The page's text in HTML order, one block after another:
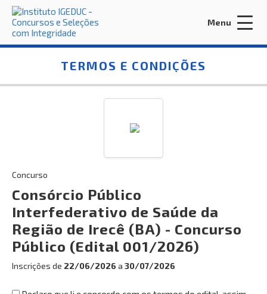
Acessar Área do Candidato:
INÍCIO
CONTRATE-NOS
EDITORA IGEDUC
Menu
TERMOS E CONDIÇÕES
Concurso
Consórcio Público
Interfederativo de Saúde da
Região de Irecê (BA) - Concurso
Público (Edital 001/2026)
Inscrições de 22/06/2026 a 30/07/2026